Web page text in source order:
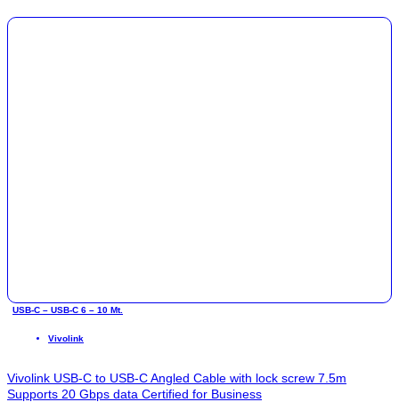
USB-C – USB-C 6 – 10 Mt.
Vivolink
Vivolink USB-C to USB-C Angled Cable with lock screw 7.5m
Supports 20 Gbps data Certified for Business